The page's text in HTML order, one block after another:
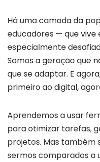
Háumacamadada
educadores — quevive
especialmente
Somos ageraçãoque
queseadaptar. E
primeiroaodigital,
Aprendemos ausar
paraotimizar tarefas,
projetos. Mas também
sermos comparados a